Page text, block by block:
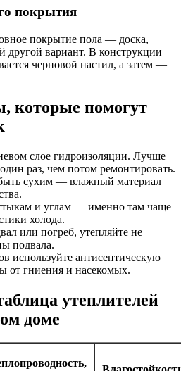
покрытия
покрытие пола — доска,
другой вариант. В конструкции
черновой настил, а затем —
которые помогут
слое гидроизоляции. Лучше
раз, чем потом ремонтировать.
сухим — влажный материал
и углам — именно там чаще
холода.
или погреб, утепляйте не
подвала.
используйте антисептическую
от гниения и насекомых.
утеплителей
доме